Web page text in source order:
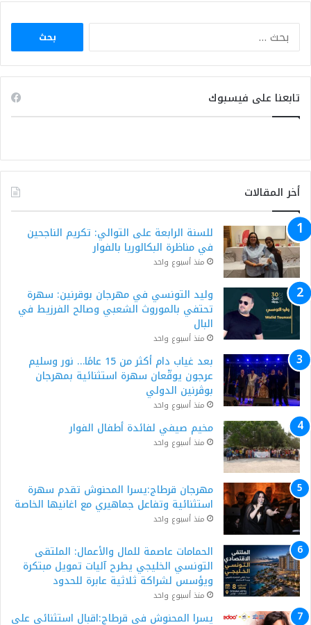
البحث
تابعنا على فيسبوك
أخر المقالات
للسنة الرابعة على التوالي: تكريم الناجحين
في مناظرة البكالوريا بالفوار
منذ أسبوع واحد
وليد التونسي في مهرجان بوقرنين: سهرة
تحتفي بالموروث الشعبي وصالح الفرزيط في
البال
منذ أسبوع واحد
بعد غياب دام أكثر من 15 عامًا… نور وسليم
عرجون يوقّعان سهرة استثنائية بمهرجان
بوڨرنين الدولي
منذ أسبوع واحد
مخيم صيفي لفائدة أطفال الفوار
منذ أسبوع واحد
مهرجان قرطاج:يسرا المحنوش تقدم سهرة
استثنائية وتفاعل جماهيري مع اغانيها الخاصة
منذ أسبوع واحد
الحمامات عاصمة للمال والأعمال: الملتقى
التونسي الخليجي يطرح آليات تمويل مبتكرة
ويؤسس لشراكة ثلاثية عابرة للحدود
منذ أسبوع واحد
يسرا المحنوش في قرطاج:اقبال استثنائي على